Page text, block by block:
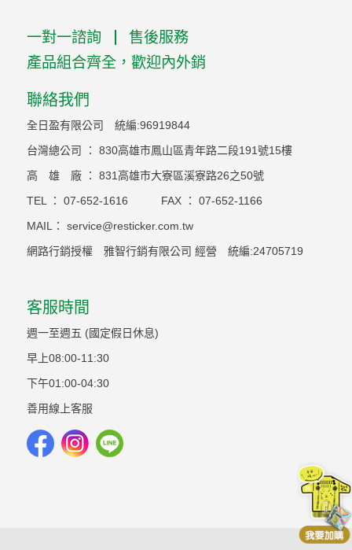
一對一諮詢
售後服務
產品組合齊全，歡迎內外銷
聯絡我們
全日盈有限公司 統編:96919844
台灣總公司 ： 830高雄市鳳山區青年路二段191號15樓
高 雄 廠 ： 831高雄市大寮區溪寮路26之50號
TEL ： 07-652-1616 FAX ： 07-652-1166
MAIL： service@resticker.com.tw
網路行銷授權 雅智行銷有限公司 經營 統編:24705719
客服時間
週一至週五 (國定假日休息)
早上08:00-11:30
下午01:00-04:30
善用線上客服